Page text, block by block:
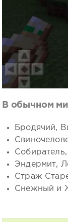
В обычном
Бродячий,
Эндермит,
Страж
Снежный и